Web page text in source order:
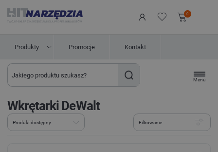
0
Produkty Promocje Kontakt
Menu
Wkrętarki DeWalt
Filtrowanie